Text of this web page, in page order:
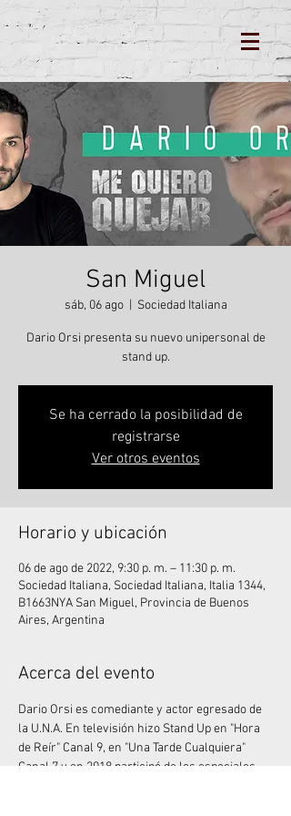
San Miguel
sáb, 06 ago
  |
Sociedad Italiana
Dario Orsi presenta su nuevo unipersonal de
stand up.
Se ha cerrado la posibilidad de
registrarse
Ver otros eventos
Horario y ubicación
06 de ago de 2022, 9:30 p. m. – 11:30 p. m.
Sociedad Italiana, Sociedad Italiana, Italia 1344,
B1663NYA San Miguel, Provincia de Buenos
Aires, Argentina
Acerca del evento
Dario Orsi es comediante y actor egresado de
la U.N.A. En televisión hizo Stand Up en "Hora
de Reír" Canal 9, en "Una Tarde Cualquiera"
Canal 7 y en 2018 participó de los especiales